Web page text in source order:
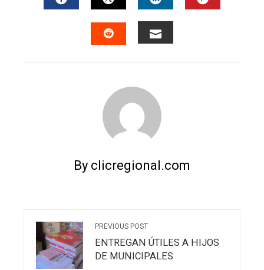
FACEBOOKTWITTERLINKEDIN
By clicregional.com
PREVIOUS POST
ENTREGAN ÚTILES A HIJOS
DE MUNICIPALES